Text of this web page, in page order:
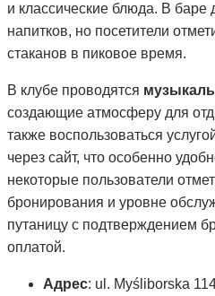
и классические блюда. В
напитков, но посетители
стаканов в пиковое время.
В клубе проводятся
создающие атмосферу для
также воспользоваться
через сайт, что особенно
некоторые пользователи
бронирования и уровне
путаницу с подтверждением
оплатой.
Адрес: ul. Myśliborska